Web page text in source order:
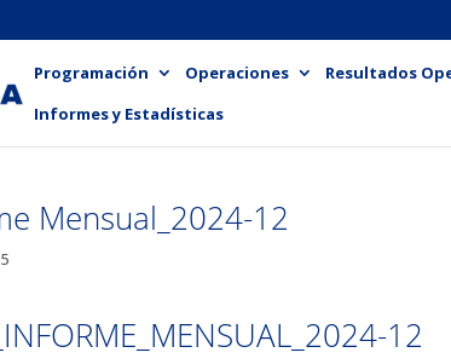
Programación Operaciones Resultados
Informes y Estadísticas
Mensual_2024-12
12